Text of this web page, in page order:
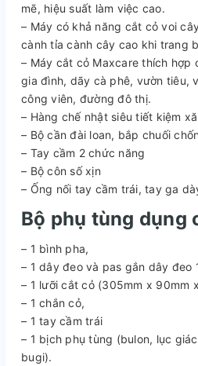
mẽ, hiệu suất làm việc cao.
– Máy có khả năng cắt cỏ voi
cành tỉa cành cây cao khi trang
– Máy cắt cỏ Maxcare thích
gia đình, dãy cà phê, vườn tiêu,
công viên, đường đô thị.
– Hàng chế nhật siêu tiết kiệm
– Bộ cần đài loan, bắp chuối
– Tay cầm 2 chức năng
– Bộ côn số xịn
– Ống nối tay cầm trái, tay ga
Bộ phụ tùng dụng
– 1 bình pha,
– 1 dây đeo và pas gắn dây đeo
– 1 lưỡi cắt cỏ (305mm x 90mm
– 1 chắn cỏ,
– 1 tay cầm trái
– 1 bịch phụ tùng (bulon, lục
bugi).